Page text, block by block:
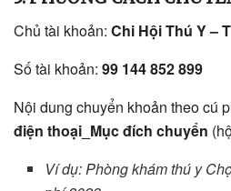
Chủ tài khoản: Chi Hội Thú Y –
Số tài khoản: 99 144 852 899
Nội dung chuyển khoản theo cú
điện thoại_Mục đích chuyển
Ví dụ: Phòng khám thú y